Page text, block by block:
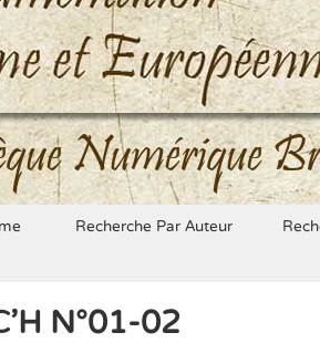
Numérique
Recherche Par Auteur
N°01-02